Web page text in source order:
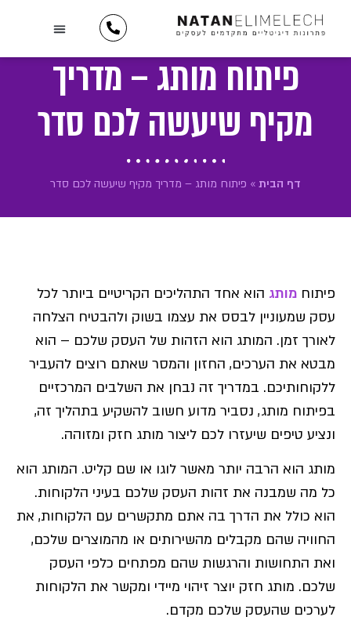
פיתוח מותג – מדריך
מקיף שיעשה לכם סדר
דף הבית » פיתוח מותג – מדריך מקיף שיעשה לכם סדר
פיתוח מותג הוא אחד התהליכים הקריטיים ביותר לכל
עסק שמעוניין לבסס את עצמו בשוק ולהבטיח הצלחה
לאורך זמן. המותג הוא הזהות של העסק שלכם – הוא
מבטא את הערכים, החזון והמסר שאתם רוצים להעביר
ללקוחותיכם. במדריך זה נבחן את השלבים המרכזיים
בפיתוח מותג, נסביר מדוע חשוב להשקיע בתהליך זה,
ונציע טיפים שיעזרו לכם ליצור מותג חזק ומזוהה.
מותג הוא הרבה יותר מאשר לוגו או שם קליט. המותג הוא
כל מה שמבנה את זהות העסק שלכם בעיני הלקוחות.
הוא כולל את הדרך בה אתם מתקשרים עם הלקוחות, את
החוויה שהם מקבלים מהשירותים או מהמוצרים שלכם,
ואת התחושות והרגשות שהם מפתחים כלפי העסק
שלכם. מותג חזק יוצר זיהוי מיידי ומקשר את הלקוחות
לערכים שהעסק שלכם מקדם.